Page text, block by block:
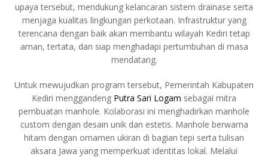
upaya tersebut, mendukung kelancaran sistem drainase serta
menjaga kualitas lingkungan perkotaan. Infrastruktur yang
terencana dengan baik akan membantu wilayah Kediri tetap
aman, tertata, dan siap menghadapi pertumbuhan di masa
mendatang.
Untuk mewujudkan program tersebut, Pemerintah Kabupaten
Kediri menggandeng Putra Sari Logam sebagai mitra
pembuatan manhole. Kolaborasi ini menghadirkan manhole
custom dengan desain unik dan estetis. Manhole berwarna
hitam dengan ornamen ukiran di bagian tepi serta tulisan
aksara Jawa yang memperkuat identitas lokal. Melalui